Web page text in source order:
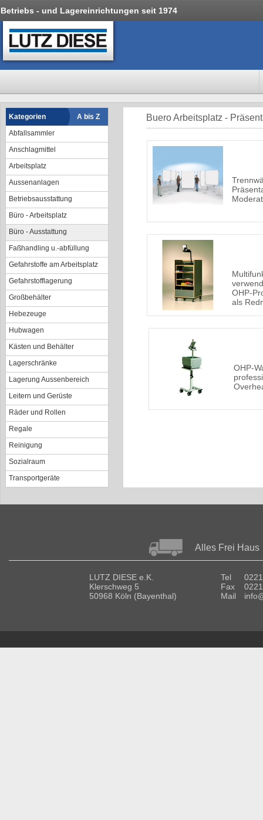
Betriebs - und Lagereinrichtungen seit 1974
Kategorien
A bis Z
Abfallsammler
Anschlagmittel
Arbeitsplatz
Aussenanlagen
Betriebsausstattung
Büro - Arbeitsplatz
Büro - Ausstattung
Faßhandling u.-abfüllung
Gefahrstoffe am Arbeitsplatz
Gefahrstofflagerung
Großbehälter
Hebezeuge
Hubwagen
Kästen und Behälter
Lagerschränke
Lagerung Aussenbereich
Leitern und Gerüste
Räder und Rollen
Regale
Reinigung
Sozialraum
Transportgeräte
Buero Arbeitsplatz -
OHP-
als
OHP-
Alles Frei Haus
LUTZ DIESE e.K.
Klerschweg 5
50968 Köln (Bayenthal)
Tel
Fax
Mail